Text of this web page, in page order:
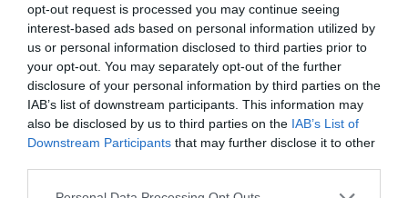
opt-out request is processed you may continue seeing
interest-based ads based on personal information utilized by
us or personal information disclosed to third parties prior to
your opt-out. You may separately opt-out of the further
disclosure of your personal information by third parties on the
IAB’s list of downstream participants. This information may
also be disclosed by us to third parties on the IAB’s List of
Downstream Participants that may further disclose it to other
Please note that this website/app uses one or more Google
Τα εύκολα, δύσκολα έκανε ο Παναθηναϊκός και πλέον θα
παλέψει στη Βουλγαρία για την πρόκριση στα Play Offs
των προκριματικών του Conference League. O
Παναθηναϊκός αναδείχθηκε ισό...
05 Αυγούστου 2026